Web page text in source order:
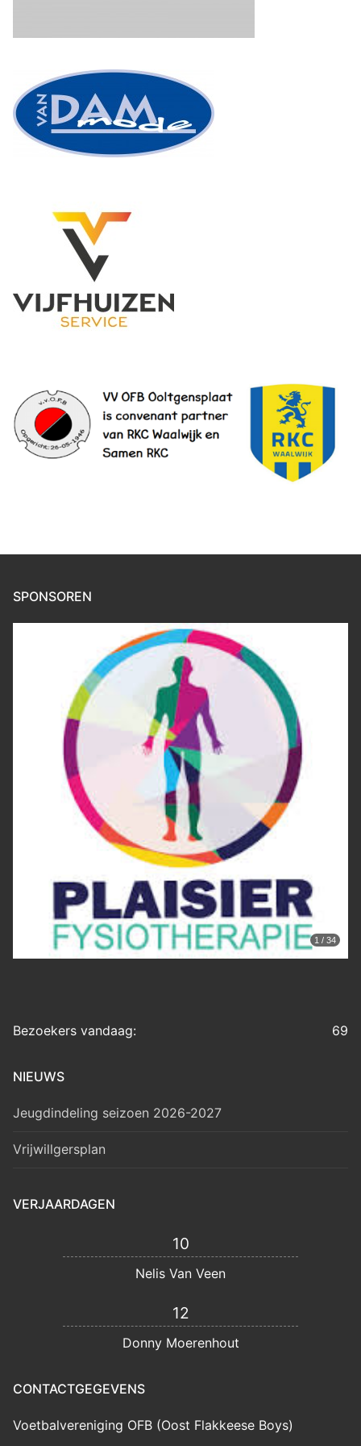
SPONSOREN
1 / 34
69
Bezoekers vandaag:
NIEUWS
Jeugdindeling seizoen 2026-2027
Vrijwillgersplan
VERJAARDAGEN
10
Nelis Van Veen
12
Donny Moerenhout
CONTACTGEGEVENS
Voetbalvereniging OFB (Oost Flakkeese Boys)